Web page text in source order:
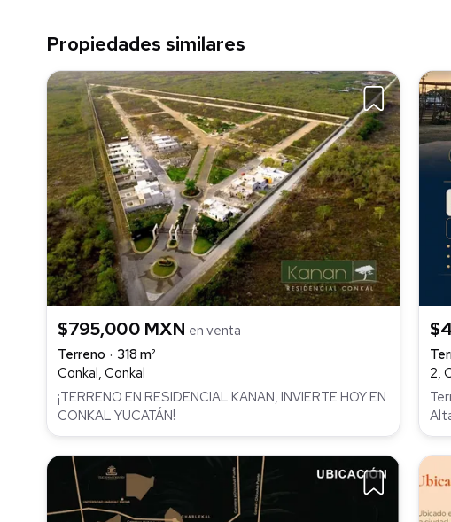
Propiedades similares
$795,000 MXN en venta
Terreno
318 m²
Conkal, Conkal
¡TERRENO EN RESIDENCIAL KANAN, INVIERTE HOY EN
CONKAL YUCATÁN!
2,